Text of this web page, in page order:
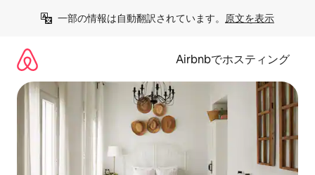
一部の情報は自動翻訳されています。 原文を表示
Airbnbでホスティング